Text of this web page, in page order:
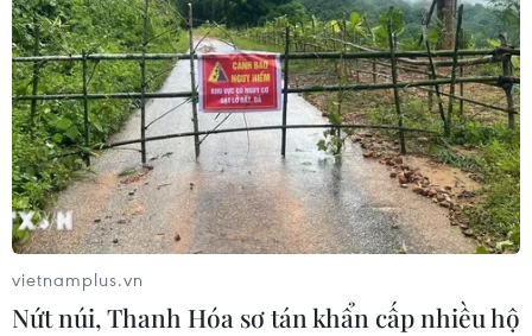
vietnamplus.vn
Nứt núi, Thanh Hóa sơ tán khẩn cấp nhiều hộ